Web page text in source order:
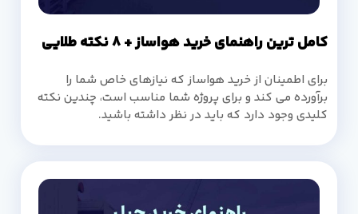
کامل ترین راهنمای خرید هواساز + 8 نکته طلایی
برای اطمینان از خرید هواساز که نیازهای خاص شما را
برآورده می کند و برای پروژه شما مناسب است، چندین نکته
کلیدی وجود دارد که باید در نظر داشته باشید.